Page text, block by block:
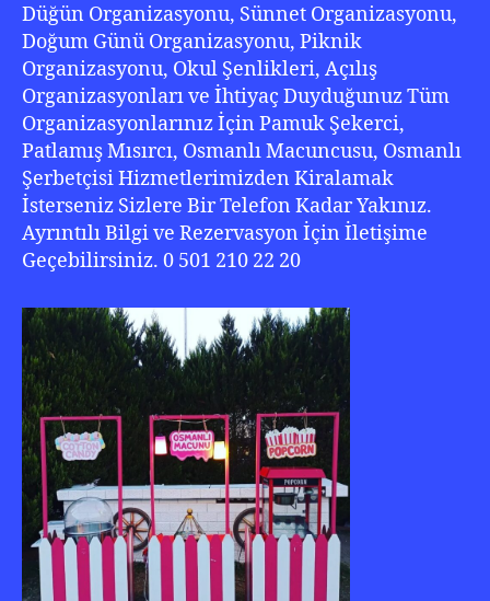
Düğün Organizasyonu, Sünnet Organizasyonu,
Doğum Günü Organizasyonu, Piknik
Organizasyonu, Okul Şenlikleri, Açılış
Organizasyonları ve İhtiyaç Duyduğunuz Tüm
Organizasyonlarınız İçin Pamuk Şekerci,
Patlamış Mısırcı, Osmanlı Macuncusu, Osmanlı
Şerbetçisi Hizmetlerimizden Kiralamak
İsterseniz Sizlere Bir Telefon Kadar Yakınız.
Ayrıntılı Bilgi ve Rezervasyon İçin İletişime
Geçebilirsiniz. 0 501 210 22 20